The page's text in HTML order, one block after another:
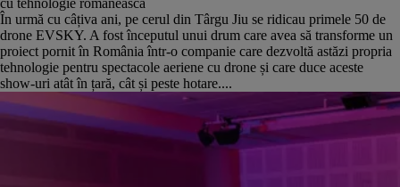
În urmă cu câțiva ani, pe cerul din Târgu Jiu se ridicau primele 50 de
drone EVSKY. A fost începutul unui drum care avea să transforme un
proiect pornit în România într-o companie care dezvoltă astăzi propria
tehnologie pentru spectacole aeriene cu drone și care duce aceste
show-uri atât în țară, cât și peste hotare....